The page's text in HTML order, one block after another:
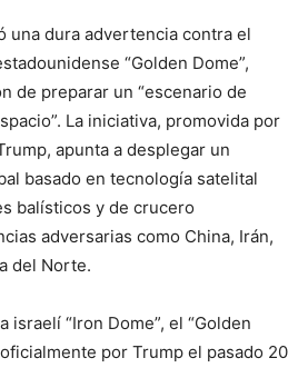
una dura advertencia contra el
“Golden Dome”,
de preparar un “escenario de
La iniciativa, promovida por
apunta a desplegar un
basado en tecnología satelital
balísticos y de crucero
adversarias como China, Irán,
del Norte.
israelí “Iron Dome”, el “Golden
por Trump el pasado 20